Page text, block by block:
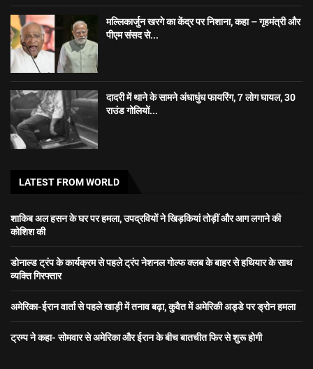
मल्लिकार्जुन खरगे का केंद्र पर निशाना, कहा – गृहमंत्री और
पीएम संसद से...
दादरी में थाने के सामने अंधाधुंध फायरिंग, 7 लोग घायल, 30
राउंड गोलियों...
LATEST FROM WORLD
शाकिब अल हसन के घर पर हमला, उपद्रवियों ने खिड़कियां तोड़ीं और आग लगाने की
कोशिश की
डोनाल्ड ट्रंप के कार्यक्रम से पहले ट्रंप नेशनल गोल्फ क्लब के बाहर से हथियार के साथ
व्यक्ति गिरफ्तार
अमेरिका-ईरान वार्ता से पहले खाड़ी में तनाव बढ़ा, कुवैत में अमेरिकी अड्डे पर ड्रोन हमला
ट्रम्प ने कहा- सोमवार से अमेरिका और ईरान के बीच बातचीत फिर से शुरू होगी